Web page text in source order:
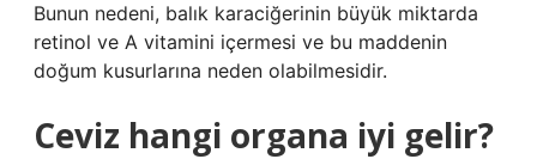
Bunun nedeni, balık karaciğerinin büyük miktarda
retinol ve A vitamini içermesi ve bu maddenin
doğum kusurlarına neden olabilmesidir.
Ceviz hangi organa iyi gelir?